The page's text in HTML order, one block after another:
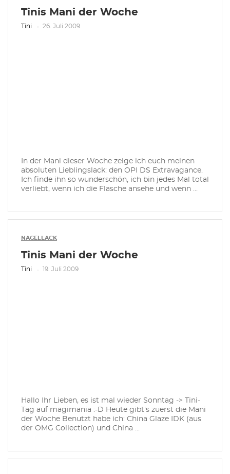
Tinis Mani der Woche
Tini 26. Juli 2009
In der Mani dieser Woche zeige ich euch meinen
absoluten Lieblingslack: den OPI DS Extravagance.
Ich finde ihn so wunderschön, ich bin jedes Mal total
verliebt, wenn ich die Flasche ansehe und wenn ...
NAGELLACK
Tinis Mani der Woche
Tini 19. Juli 2009
Hallo Ihr Lieben, es ist mal wieder Sonntag -> Tini-
Tag auf magimania :-D Heute gibt's zuerst die Mani
der Woche Benutzt habe ich: China Glaze IDK (aus
der OMG Collection) und China ...